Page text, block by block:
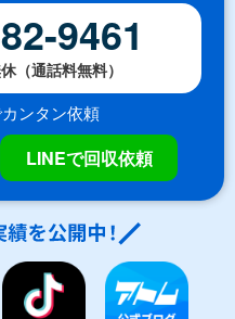
9461
（通話料無料）
ンタン依頼
LINEで回収依頼